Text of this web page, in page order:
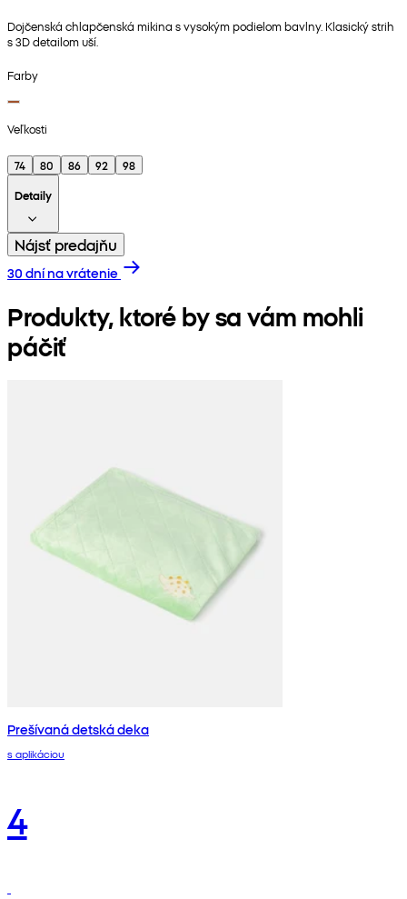
Dojčenská chlapčenská mikina s vysokým podielom bavlny. Klasický strih
s 3D detailom uší.
Farby
Veľkosti
74 80 86 92
98
Detaily
Nájsť predajňu
30 dní na vrátenie
Produkty, ktoré by sa vám mohli
páčiť
Prešívaná detská deka
s aplikáciou
4